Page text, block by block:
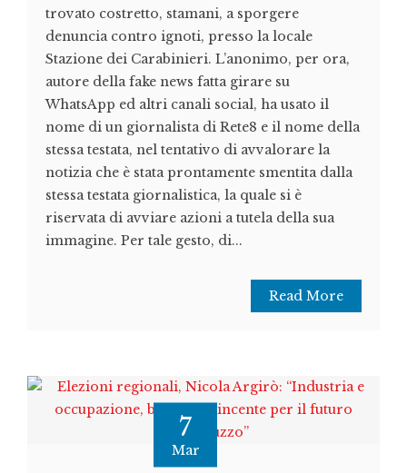
trovato costretto, stamani, a sporgere
denuncia contro ignoti, presso la locale
Stazione dei Carabinieri. L’anonimo, per ora,
autore della fake news fatta girare su
WhatsApp ed altri canali social, ha usato il
nome di un giornalista di Rete8 e il nome della
stessa testata, nel tentativo di avvalorare la
notizia che è stata prontamente smentita dalla
stessa testata giornalistica, la quale si è
riservata di avviare azioni a tutela della sua
immagine. Per tale gesto, di...
Read More
7
Mar